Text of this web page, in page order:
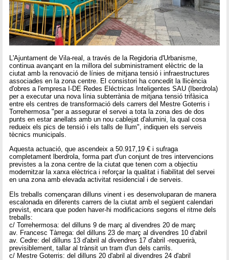
L'Ajuntament de Vila-real, a través de la Regidoria d'Urbanisme,
continua avançant en la millora del subministrament elèctric de la
ciutat amb la renovació de línies de mitjana tensió i infraestructures
associades en la zona centre. El consistori ha concedit la llicència
d'obres a l'empresa I-DE Redes Eléctricas Inteligentes SAU (Iberdrola)
per a executar una nova línia subterrània de mitjana tensió trifàsica
entre els centres de transformació dels carrers del Mestre Goterris i
Torrehermosa "per a assegurar el servei a tota la zona des de dos
punts en estar anellats amb un nou cablejat d'alumini, la qual cosa
redueix els pics de tensió i els talls de llum", indiquen els serveis
tècnics municipals.
Aquesta actuació, que ascendeix a 50.917,19 € i sufraga
completament lberdrola, forma part d'un conjunt de tres intervencions
previstes a la zona centre de la ciutat que tenen com a objectiu
modernitzar la xarxa elèctrica i reforçar la qualitat i fiabilitat del servei
en una zona amb elevada activitat residencial i de serveis.
Els treballs començaran dilluns vinent i es desenvoluparan de manera
escalonada en diferents carrers de la ciutat amb el següent calendari
previst, encara que poden haver-hi modificacions segons el ritme dels
treballs:
c/ Torrehermosa: del dilluns 9 de març al divendres 20 de març
av. Francesc Tàrrega: del dilluns 23 de març al divendres 10 d'abril
av. Cedre: del dilluns 13 d'abril al divendres 17 d'abril -requerirà,
previsiblement, tallar al trànsit un tram d'un dels carrils.
c/ Mestre Goterris: del dilluns 20 d'abril al divendres 24 d'abril